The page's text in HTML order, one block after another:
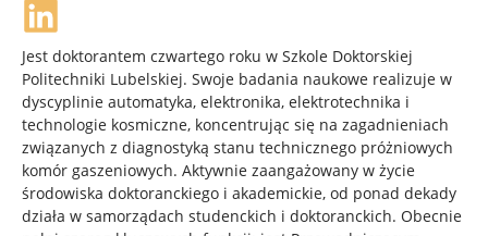
Jest doktorantem czwartego roku w Szkole Doktorskiej
Politechniki Lubelskiej. Swoje badania naukowe realizuje w
dyscyplinie automatyka, elektronika, elektrotechnika i
technologie kosmiczne, koncentrując się na zagadnieniach
związanych z diagnostyką stanu technicznego próżniowych
komór gaszeniowych. Aktywnie zaangażowany w życie
środowiska doktoranckiego i akademickie, od ponad dekady
działa w samorządach studenckich i doktoranckich. Obecnie